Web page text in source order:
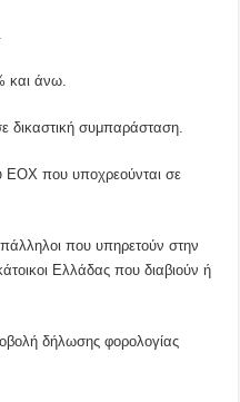
και άνω.
δικαστική συμπαράσταση.
ΕΟΧ που υποχρεούνται σε
που υπηρετούν στην
Ελλάδας που διαβιούν ή
δήλωσης φορολογίας